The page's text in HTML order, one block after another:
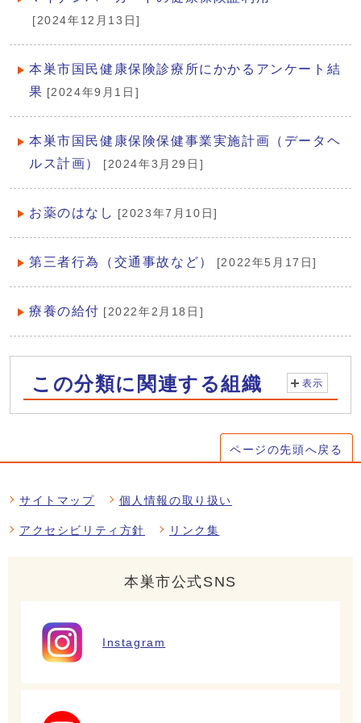
[2024年12月13日]
本巣市国民健康保険診療所にかかるアンケート結
果 [2024年9月1日]
本巣市国民健康保険保健事業実施計画（データヘ
ルス計画）
[2024年3月29日]
お薬のはなし [2023年7月10日]
第三者行為（交通事故など） [2022年5月17日]
療養の給付 [2022年2月18日]
この分類に関連する組織 表示
ページの先頭へ戻る
サイトマップ 個人情報の取り扱い
アクセシビリティ方針 リンク集
本巣市公式SNS
Instagram